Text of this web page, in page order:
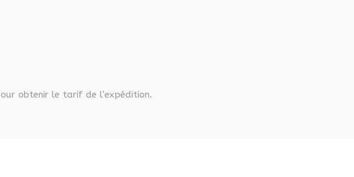
obtenir le tarif de l’expédition.